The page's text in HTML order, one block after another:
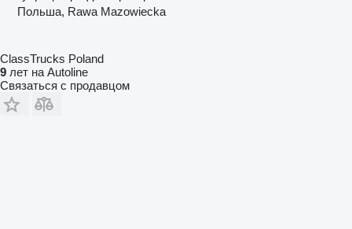
Польша, Rawa Mazowiecka
ClassTrucks Poland
9 лет на Autoline
Связаться с продавцом